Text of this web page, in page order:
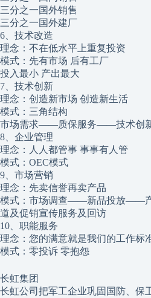
三分之一国外销售
三分之一国外建厂
6、技术改造
理念：不在低水平上重复投资
模式：先有市场 后有工厂
投入最小 产出最大
7、技术创新
理念：创造新市场 创造新生活
模式：三角结构
市场需求——质保服务——技术创
8、企业管理
理念：人人都管事 事事有人管
模式：OEC模式
9、市场营销
理念：先卖信誉再卖产品
模式：市场调查——新品投放——
道及促销宣传服务及回访
10、职能服务
理念：您的满意就是我们的工作标
模式：零投诉 零抱怨
长虹集团
长虹公司把军工企业巩固国防、保